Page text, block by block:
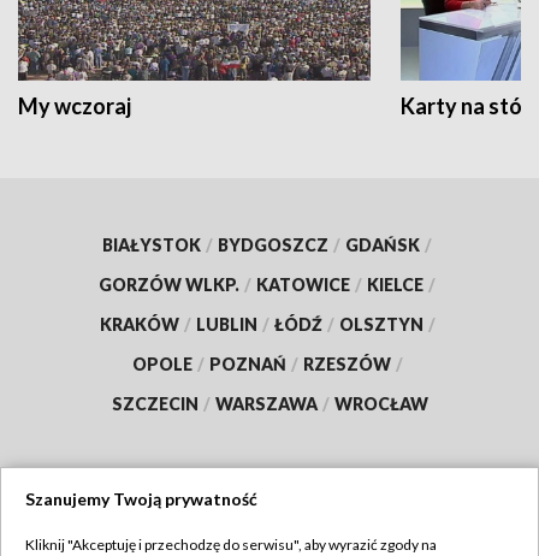
My wczoraj Karty na
BIAŁYSTOK / BYDGOSZCZ / GDAŃSK /
GORZÓW WLKP. / KATOWICE / KIELCE /
KRAKÓW / LUBLIN / ŁÓDŹ / OLSZTYN /
OPOLE / POZNAŃ / RZESZÓW /
SZCZECIN / WARSZAWA / WROCŁAW
Szanujemy Twoją prywatność
Kliknij "Akceptuję i przechodzę do serwisu", aby wyrazić zgody na